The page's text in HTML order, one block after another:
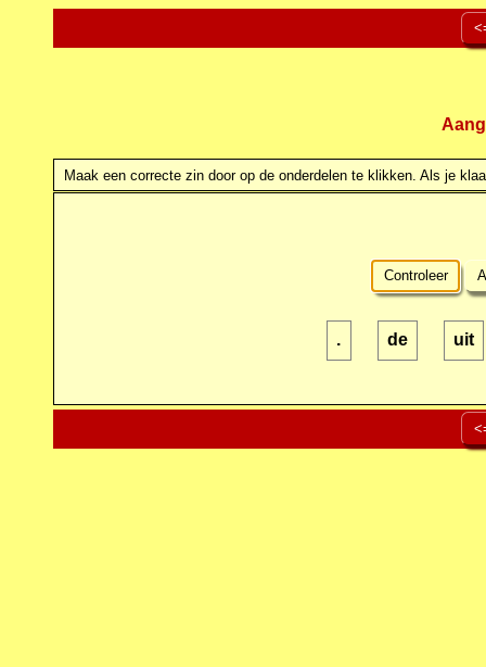
Maak een correcte zin door op de onderdelen te klikken. Als je
Controleer
. de uit